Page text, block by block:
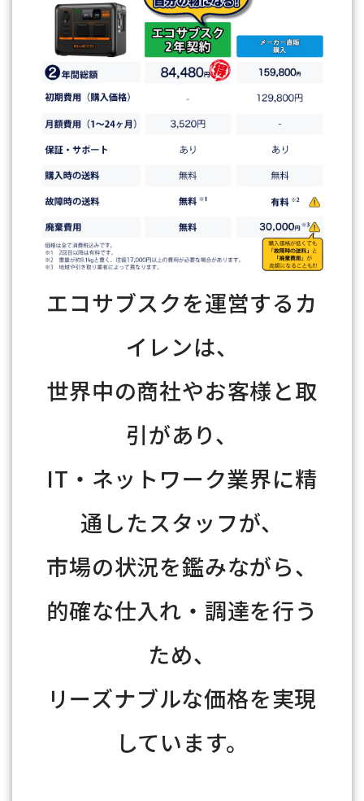
エコサブスクを運営するカ
イレンは、
世界中の商社やお客様と取
引があり、
IT・ネットワーク業界に精
通したスタッフが、
市場の状況を鑑みながら、
的確な仕入れ・調達を行う
ため、
リーズナブルな価格を実現
しています。